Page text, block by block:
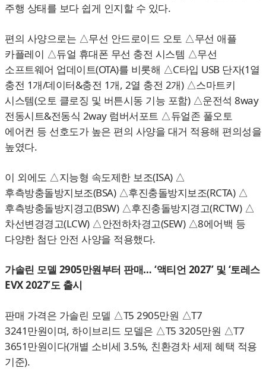
주행 상태를 보다 쉽게 인지할 수 있다.
편의 사양으로는 △무선 안드로이드 오토 △무선 애플
카플레이 △듀얼 휴대폰 무선 충전 시스템 △무선
소프트웨어 업데이트(OTA)를 비롯해 △C타입 USB 단자(1열
충전 1개/데이터&충전 1개, 2열 충전 2개) △스마트키
시스템(오토 클로징 및 버튼시동 기능 포함) △운전석 8way
전동시트&전동식 2way 럼버서포트 △듀얼존 풀오토
에어컨 등 선호도가 높은 편의 사양을 대거 적용해 편의성을
높였다.
이 외에도 △지능형 속도제한 보조(ISA) △
후측방충돌방지보조(BSA) △후진충돌방지보조(RCTA) △
후측방충돌방지경고(BSW) △후진충돌방지경고(RCTW) △
차선변경경고(LCW) △안전하차경고(SEW) △8에어백 등
다양한 첨단 안전 사양을 적용했다.
가솔린 모델 2905만원부터 판매… ‘액티언 2027’ 및 ‘토레스
EVX 2027’도 출시
판매 가격은 가솔린 모델 △T5 2905만원 △T7
3241만원이며, 하이브리드 모델은 △T5 3205만원 △T7
3651만원이다(개별 소비세 3.5%, 친환경차 세제 혜택 적용
기준).